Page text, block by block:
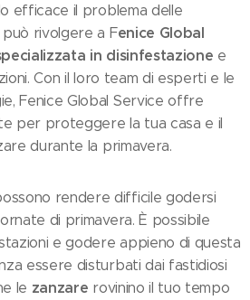
efficace il problema delle
può rivolgere a Fenice Global
in disinfestazione e
Con il loro team di esperti e le
Fenice Global Service offre
per proteggere la tua casa e il
durante la primavera.
rendere difficile godersi
di primavera. È possibile
e godere appieno di questa
essere disturbati dai fastidiosi
le zanzare rovinino il tuo tempo